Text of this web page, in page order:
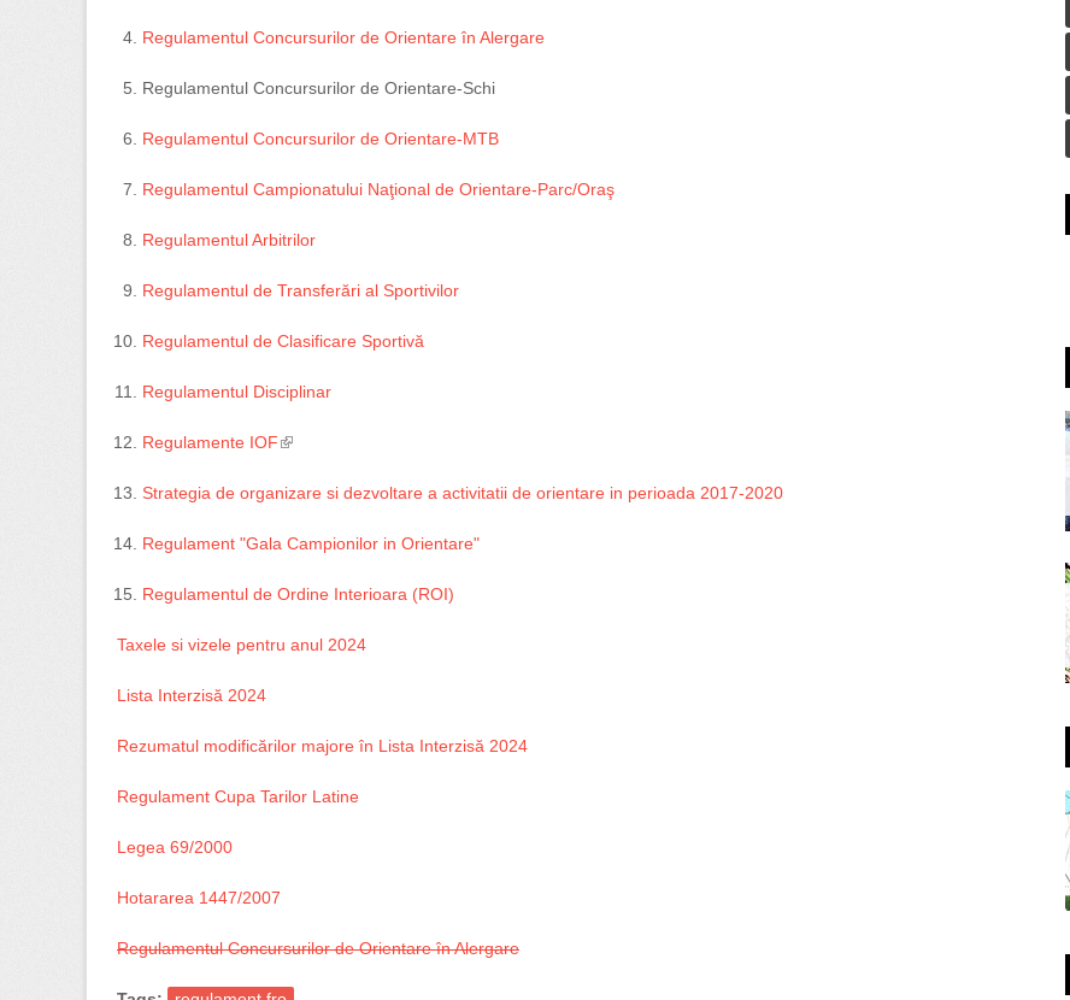
Regulamentul Concursurilor de Orientare în Alergare
Regulamentul Concursurilor de Orientare-Schi
Regulamentul Concursurilor de Orientare-MTB
Regulamentul Campionatului Naţional de Orientare-Parc/Oraş
Regulamentul Arbitrilor
Regulamentul de Transferări al Sportivilor
Regulamentul de Clasificare Sportivă
Regulamentul Disciplinar
Regulamente IOF(link is external)
Strategia de organizare si dezvoltare a activitatii de orientare in perioada 2017-2020
Regulament "Gala Campionilor in Orientare"
Regulamentul de Ordine Interioara (ROI)
Taxele si vizele pentru anul 2024
Lista Interzisă 2024
Rezumatul modificărilor majore în Lista Interzisă 2024
Regulament Cupa Tarilor Latine
Legea 69/2000
Hotararea 1447/2007
Regulamentul Concursurilor de Orientare în Alergare